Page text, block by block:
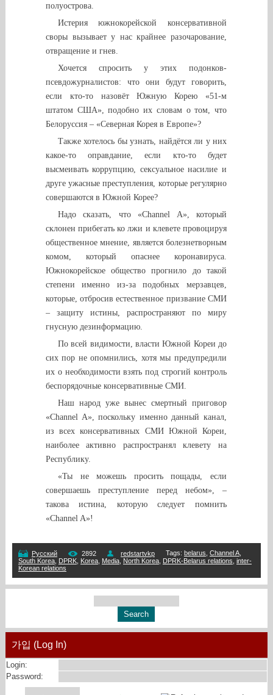
полуострова.
Истерия южнокорейской консервативной
своры вызывает у нас крайнее разочарование,
отвращение и гнев.
Хочется спросить у этих подонков-
псевдожурналистов: что они будут говорить,
если кто-то назовёт Южную Корею «51-м
штатом США», подобно их словам о том, что
Белоруссия – «Северная Корея в Европе»?
Также хотелось бы узнать, найдётся ли у них
какое-то оправдание, если кто-то будет
высмеивать коррупцию, сексуальное насилие и
друге ужасные преступления, которые регулярно
совершаются в Южной Корее?
Надо сказать, что «Channel A», который
склонен прибегать ко лжи и клевете провоцируя
общественное мнение, является болезнетворным
комом, который опаснее коронавируса.
Южнокорейское общество прогнило до такой
степени именно из-за подобных мерзавцев,
которые, отбросив естественное призвание СМИ
– защиту истины, распространяют по миру
гнусную дезинформацию.
По всей видимости, власти Южной Кореи до
сих пор не опомнились, хотя мы предупредили
их о необходимости взять под строгий контроль
беспорядочные консервативные СМИ.
Наш народ уже вынес смертный приговор
«Channel A», поскольку именно данный канал,
из всех консервативных СМИ Южной Кореи,
наиболее активно распространял клевету на
Республику.
«Ты не можешь просить пощады, если
совершаешь преступление перед небом», –
такова истина, которую следует помнить
«Channel A»!
Русский 2892 redstartvkp Tags: belarus Channel A,
South Korea, DPRK, Korea, Media, North Korea, DPRK-Belarus relations inter-
Korean relations
가입 (Log In)
Login:
Password: